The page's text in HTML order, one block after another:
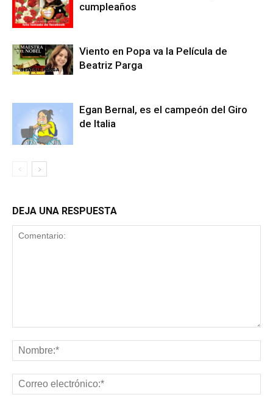
cumpleaños
Viento en Popa va la Película de
Beatriz Parga
Egan Bernal, es el campeón del Giro
de Italia
DEJA UNA RESPUESTA